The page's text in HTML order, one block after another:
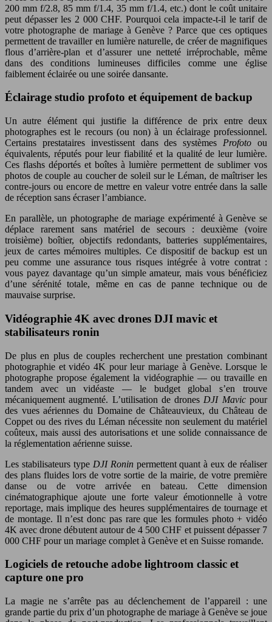
200 mm f/2.8, 85 mm f/1.4, 35 mm f/1.4, etc.) dont le coût unitaire
peut dépasser les 2 000 CHF. Pourquoi cela impacte-t-il le tarif de
votre photographe de mariage à Genève ? Parce que ces optiques
permettent de travailler en lumière naturelle, de créer de magnifiques
flous d’arrière-plan et d’assurer une netteté irréprochable, même
dans des conditions lumineuses difficiles comme une église
faiblement éclairée ou une soirée dansante.
Éclairage studio profoto et équipement de backup
Un autre élément qui justifie la différence de prix entre deux
photographes est le recours (ou non) à un éclairage professionnel.
Certains prestataires investissent dans des systèmes Profoto ou
équivalents, réputés pour leur fiabilité et la qualité de leur lumière.
Ces flashs déportés et boîtes à lumière permettent de sublimer vos
photos de couple au coucher de soleil sur le Léman, de maîtriser les
contre-jours ou encore de mettre en valeur votre entrée dans la salle
de réception sans écraser l’ambiance.
En parallèle, un photographe de mariage expérimenté à Genève se
déplace rarement sans matériel de secours : deuxième (voire
troisième) boîtier, objectifs redondants, batteries supplémentaires,
jeux de cartes mémoires multiples. Ce dispositif de backup est un
peu comme une assurance tous risques intégrée à votre contrat :
vous payez davantage qu’un simple amateur, mais vous bénéficiez
d’une sérénité totale, même en cas de panne technique ou de
mauvaise surprise.
Vidéographie 4K avec drones DJI mavic et
stabilisateurs ronin
De plus en plus de couples recherchent une prestation combinant
photographie et vidéo 4K pour leur mariage à Genève. Lorsque le
photographe propose également la vidéographie — ou travaille en
tandem avec un vidéaste — le budget global s’en trouve
mécaniquement augmenté. L’utilisation de drones DJI Mavicpour
des vues aériennes du Domaine de Châteauvieux, du Château de
Coppet ou des rives du Léman nécessite non seulement du matériel
coûteux, mais aussi des autorisations et une solide connaissance de
la réglementation aérienne suisse.
Les stabilisateurs type DJI Roninpermettent quant à eux de réaliser
des plans fluides lors de votre sortie de la mairie, de votre première
danse ou de votre arrivée en bateau. Cette dimension
cinématographique ajoute une forte valeur émotionnelle à votre
reportage, mais implique des heures supplémentaires de tournage et
de montage. Il n’est donc pas rare que les formules photo + vidéo
4K avec drone débutent autour de 4 500 CHF et puissent dépasser 7
000 CHF pour un mariage complet à Genève et en Suisse romande.
Logiciels de retouche adobe lightroom classic et
capture one pro
La magie ne s’arrête pas au déclenchement de l’appareil : une
grande partie du prix d’un photographe de mariage à Genève se joue